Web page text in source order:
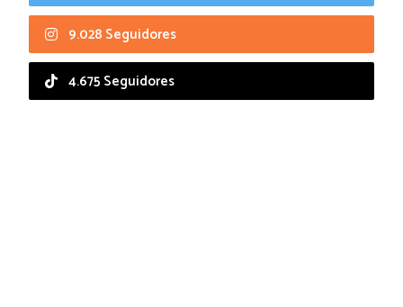
9.028 Seguidores
4.675 Seguidores